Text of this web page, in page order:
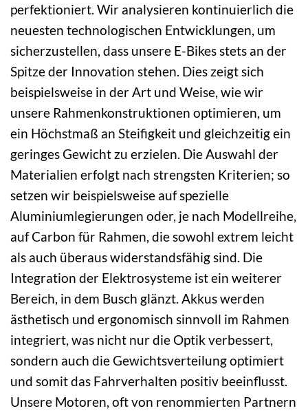
perfektioniert. Wir analysieren kontinuierlich die
neuesten technologischen Entwicklungen, um
sicherzustellen, dass unsere E-Bikes stets an der
Spitze der Innovation stehen. Dies zeigt sich
beispielsweise in der Art und Weise, wie wir
unsere Rahmenkonstruktionen optimieren, um
ein Höchstmaß an Steifigkeit und gleichzeitig ein
geringes Gewicht zu erzielen. Die Auswahl der
Materialien erfolgt nach strengsten Kriterien; so
setzen wir beispielsweise auf spezielle
Aluminiumlegierungen oder, je nach Modellreihe,
auf Carbon für Rahmen, die sowohl extrem leicht
als auch überaus widerstandsfähig sind. Die
Integration der Elektrosysteme ist ein weiterer
Bereich, in dem Busch glänzt. Akkus werden
ästhetisch und ergonomisch sinnvoll im Rahmen
integriert, was nicht nur die Optik verbessert,
sondern auch die Gewichtsverteilung optimiert
und somit das Fahrverhalten positiv beeinflusst.
Unsere Motoren, oft von renommierten Partnern